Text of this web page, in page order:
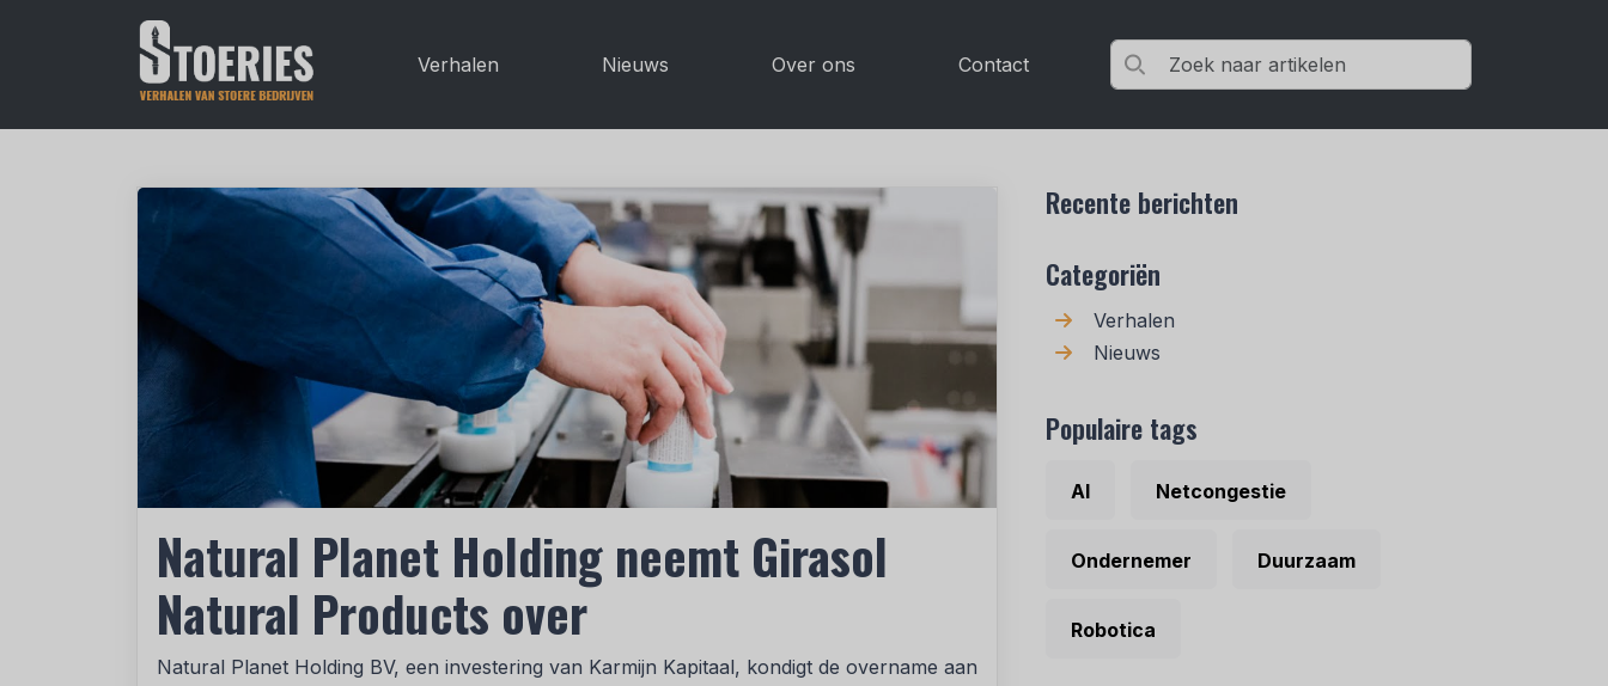
Verhalen Nieuws Over ons Contact
Natural Planet Holding neemt Girasol
Natural Products over
Natural Planet Holding BV, een investering van Karmijn Kapitaal, kondigt de overname aan
Recente berichten
Categoriën
Verhalen
Nieuws
Populaire tags
AI Netcongestie
Ondernemer Duurzaam
Robotica